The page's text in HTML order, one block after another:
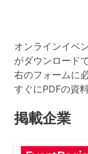
オンラインイベ
がダウンロード
右のフォームに
すぐにPDFの資
掲載企業